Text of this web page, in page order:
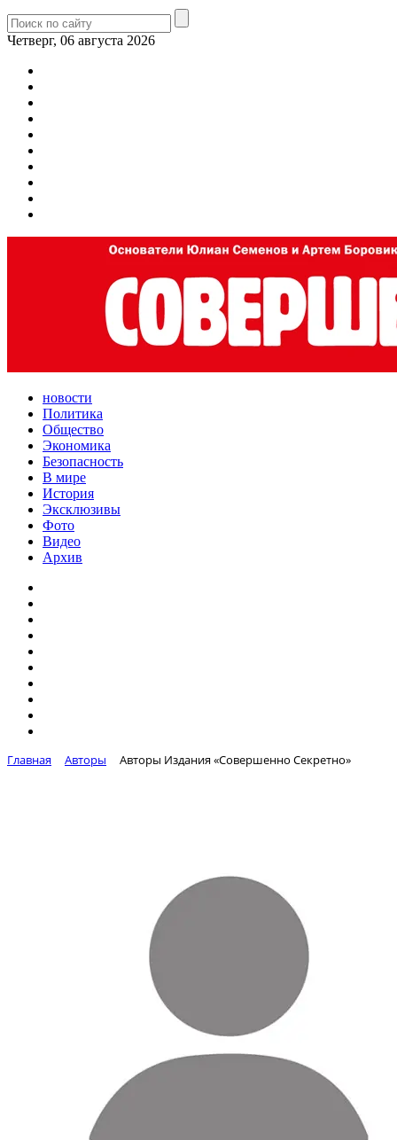
Четверг, 06 августа 2026
новости
Политика
Общество
Экономика
Безопасность
В мире
История
Эксклюзивы
Фото
Видео
Архив
Главная Авторы Авторы Издания «Совершенно Секретно»